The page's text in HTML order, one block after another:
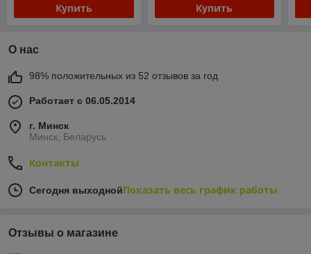
Купить Купить
О нас
98% положительных из 52 отзывов за год
Работает с 06.05.2014
г. Минск
Минск, Беларусь
Контакты
Сегодня выходнойПоказать весь график работы
Отзывы о магазине